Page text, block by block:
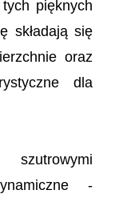
pięknych
składają się
oraz
dla
szutrowymi
-